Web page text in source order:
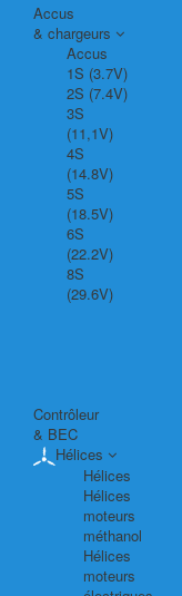
Accus
& chargeurs
Accus
1S (3.7V)
2S (7.4V)
3S
(11,1V)
4S
(14.8V)
5S
(18.5V)
6S
(22.2V)
8S
(29.6V)
Contrôleur
& BEC
Hélices
Hélices
Hélices
moteurs
méthanol
Hélices
moteurs